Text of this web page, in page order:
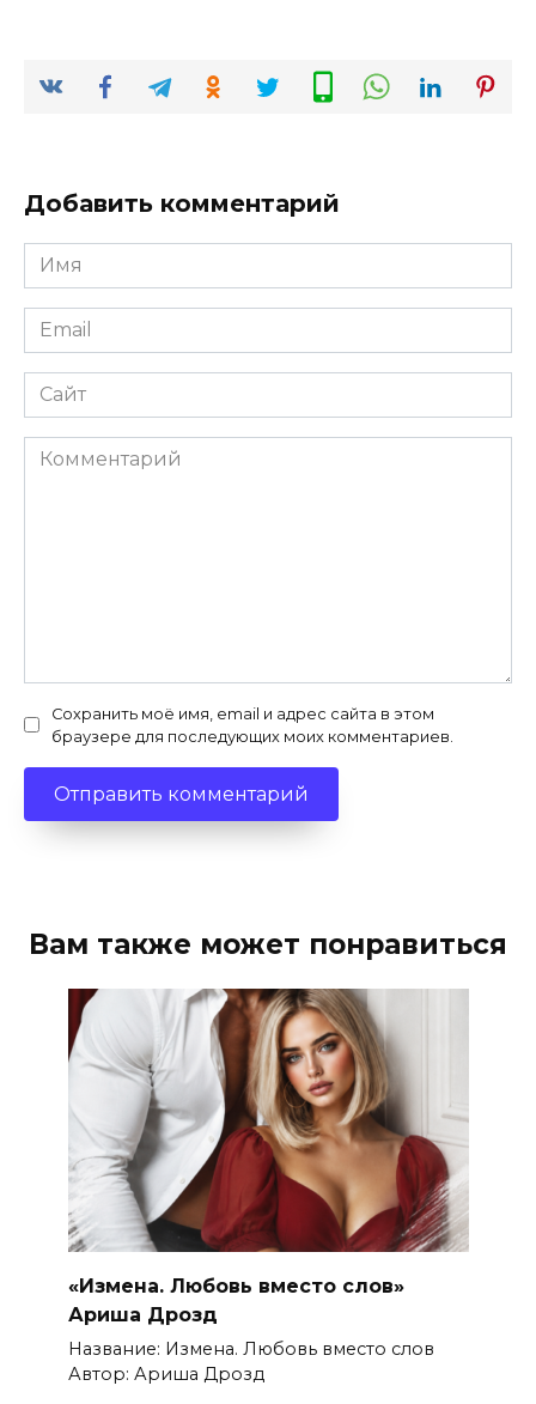
Добавить комментарий
Имя
*
Email
*
Сайт
Комментарий
Сохранить моё имя, email и адрес сайта в этом
браузере для последующих моих комментариев.
Вам также может понравиться
«Измена. Любовь вместо слов»
Ариша Дрозд
Название: Измена. Любовь вместо слов
Автор: Ариша Дрозд